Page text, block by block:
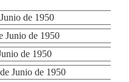
de 1950
de 1950
de 1950
Junio de 1950